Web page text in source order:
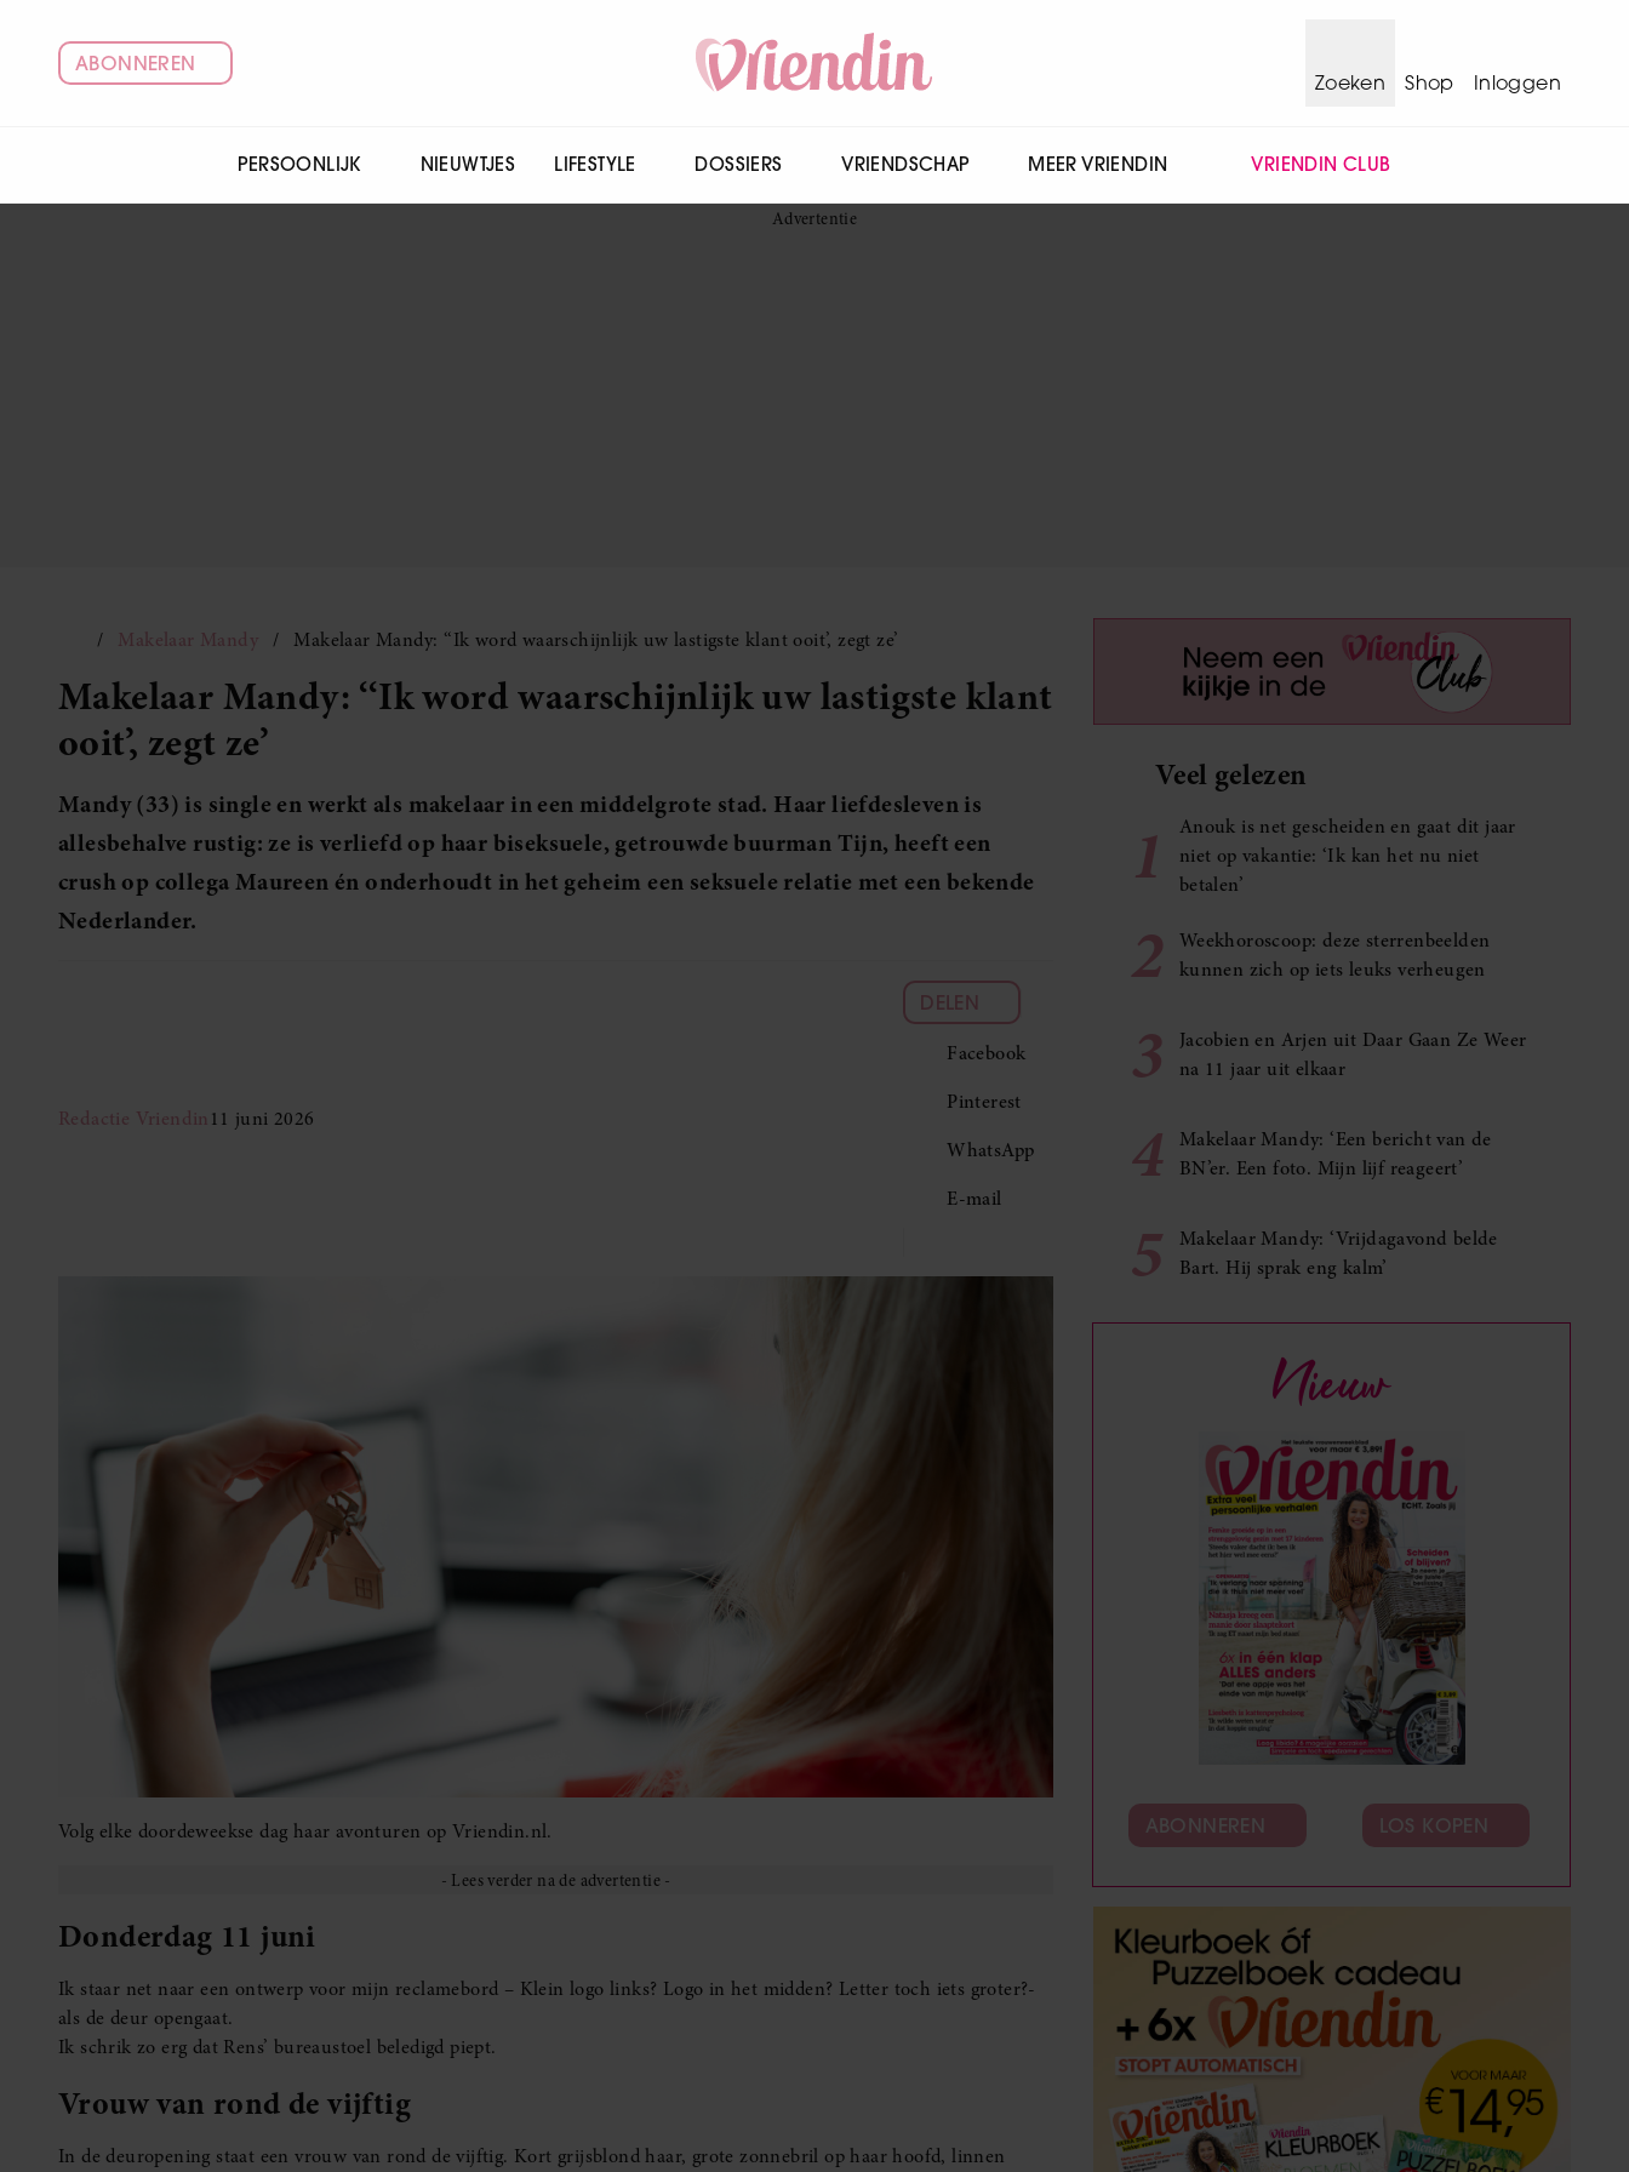
ABONNEREN
Zoeken
Shop Inloggen
PERSOONLIJK NIEUWTJES LIFESTYLE DOSSIERS VRIENDSCHAP MEER VRIENDIN VRIENDIN CLUB
Makelaar Mandy Makelaar Mandy: ‘‘Ik word waarschijnlijk uw lastigste klant ooit’, zegt ze’
Makelaar Mandy: ‘‘Ik word waarschijnlijk uw lastigste klant
ooit’, zegt ze’
Mandy (33) is single en werkt als makelaar in een middelgrote stad. Haar liefdesleven is
allesbehalve rustig: ze is verliefd op haar biseksuele, getrouwde buurman Tijn, heeft een
crush op collega Maureen én onderhoudt in het geheim een seksuele relatie met een bekende
Nederlander.
Redactie Vriendin11 juni 2026
DELEN
Facebook
Pinterest
WhatsApp
E-mail
Volg elke doordeweekse dag haar avonturen op Vriendin.nl.
Donderdag 11 juni
Ik staar net naar een ontwerp voor mijn reclamebord – Klein logo links? Logo in het midden? Letter toch iets groter?-
als de deur opengaat.
Ik schrik zo erg dat Rens’ bureaustoel beledigd piept.
Vrouw van rond de vijftig
In de deuropening staat een vrouw van rond de vijftig. Kort grijsblond haar, grote zonnebril op haar hoofd, linnen
Veel gelezen
1
Anouk is net gescheiden en gaat dit jaar
niet op vakantie: ‘Ik kan het nu niet
betalen’
2
Weekhoroscoop: deze sterrenbeelden
kunnen zich op iets leuks verheugen
3
Jacobien en Arjen uit Daar Gaan Ze Weer
na 11 jaar uit elkaar
4
Makelaar Mandy: ‘Een bericht van de
BN’er. Een foto. Mijn lijf reageert’
5
Makelaar Mandy: ‘Vrijdagavond belde
Bart. Hij sprak eng kalm’
Nieuw
ABONNEREN LOS KOPEN